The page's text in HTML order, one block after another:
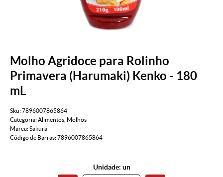
Molho Agridoce para Rolinho
Primavera (Harumaki) Kenko - 180
mL
Sku:7896007865864
Categoria:Alimentos Molhos
Marca:Sakura
Código de Barras:7896007865864
Unidade: un